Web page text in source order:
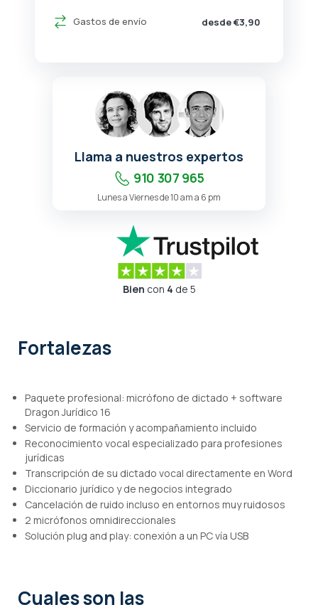
Gastos de envío desde €3,90
Llama a nuestros expertos
910 307 965
Lunes a Viernes de 10 am a 6 pm
Bien con 4 de 5
Fortalezas
Paquete profesional: micrófono de dictado + software
Dragon Jurídico 16
Servicio de formación y acompañamiento incluido
Reconocimiento vocal especializado para profesiones
jurídicas
Transcripción de su dictado vocal directamente en Word
Diccionario jurídico y de negocios integrado
Cancelación de ruido incluso en entornos muy ruidosos
2 micrófonos omnidireccionales
Solución plug and play: conexión a un PC vía USB
Cuales son las